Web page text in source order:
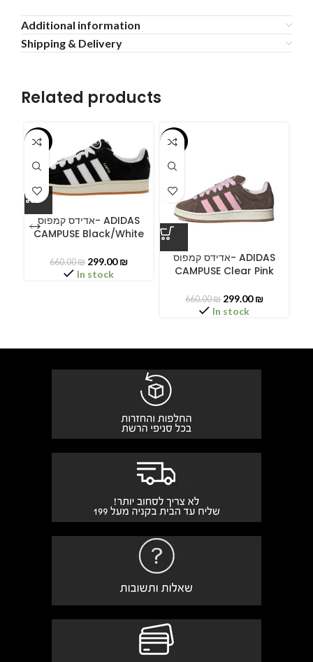
Additional information
Shipping & Delivery
Related products
-55%
אדידס קמפוס- ADIDAS
CAMPUSE Black/White
660.00₪ 299.00₪
In stock
-55%
אדידס קמפוס- ADIDAS
CAMPUSE Clear Pink
660.00₪ 299.00₪
In stock